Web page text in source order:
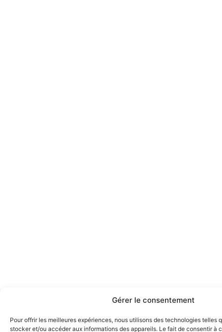
Gérer le consentement
Pour offrir les meilleures expériences, nous utilisons des technologies telles
stocker et/ou accéder aux informations des appareils. Le fait de consentir à